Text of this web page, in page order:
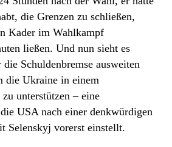
die Grenzen zu schließen,
Kader im Wahlkampf
ließen. Und nun sieht es
die Schuldenbremse ausweiten
Ukraine in einem
unterstützen – eine
USA nach einer denkwürdigen
Selenskyj vorerst einstellt.